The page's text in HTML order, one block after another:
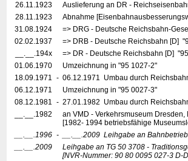
26.11.1923
Auslieferung an DR -
28.11.1923
Abnahme
31.08.1924
=> DRG - Deutsche Reichsbahn-
02.02.1937
=> DRB - Deutsche Reichsbahn [D]
__.__.194x
=> DR - Deutsche Reichsbahn [D]
01.06.1970
Umzeichnung in "95 1027-2"
18.09.1971 - 06.12.1971 Umbau durch
06.12.1971
Umzeichnung in "95 0027-3"
08.12.1981 - 27.01.1982 Umbau durch
__.__.1982
an VMD - Verkehrsmuseum
[1982- 1994 betriebsfähige
__.__.1996 - __.__.2009 Leihgabe an
__.__.2009
Leihgabe an TG 50 3708 -
[NVR-Nummer: 90 80 0095 027-3 D-